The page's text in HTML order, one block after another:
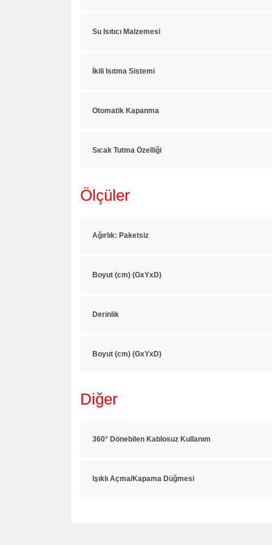
Su Isıtıcı Malzemesi
İkili Isıtma Sistemi
Otomatik Kapanma
Sıcak Tutma Özelliği
Ölçüler
Ağırlık: Paketsiz
Boyut (cm) (GxYxD)
Derinlik
Boyut (cm) (GxYxD)
Diğer
360° Dönebilen Kablosuz Kullanım
Işıklı Açma/Kapama Düğmesi